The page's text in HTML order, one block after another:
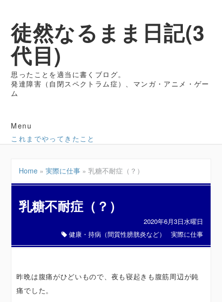
徒然なるまま日記(3
代目)
思ったことを適当に書くブログ。
発達障害（自閉スペクトラム症）、マンガ・アニメ・ゲー
ム
Menu
これまでやってきたこと
Home »実際に仕事 »乳糖不耐症（？）
乳糖不耐症（？）
2020年6月3日水曜日
健康・持病（間質性膀胱炎など）
実際に仕事
昨晩は腹痛がひどいもので、夜も寝起きも腹筋周辺が鈍
痛でした。